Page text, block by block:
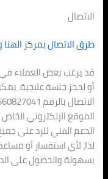
الاتصال
طرق الاتصال بمركز
قد يرغب بعض العملاء في
أو لحجز جلسة علاجية.
الموقع الإلكتروني
الدعم الفني للرد على
لذا، لأي استفسار أو
بسهولة والحصول على